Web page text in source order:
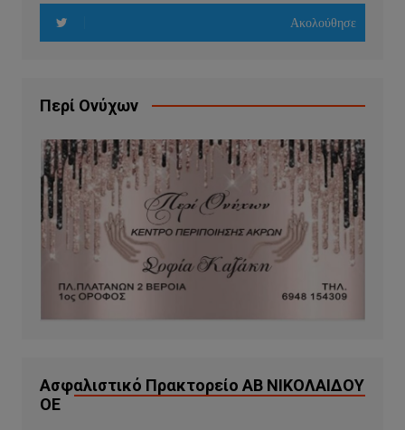
Ακολούθησε
Περί Ονύχων
Ασφαλιστικό Πρακτορείο ΑΒ ΝΙΚΟΛΑΙΔΟΥ
ΟΕ